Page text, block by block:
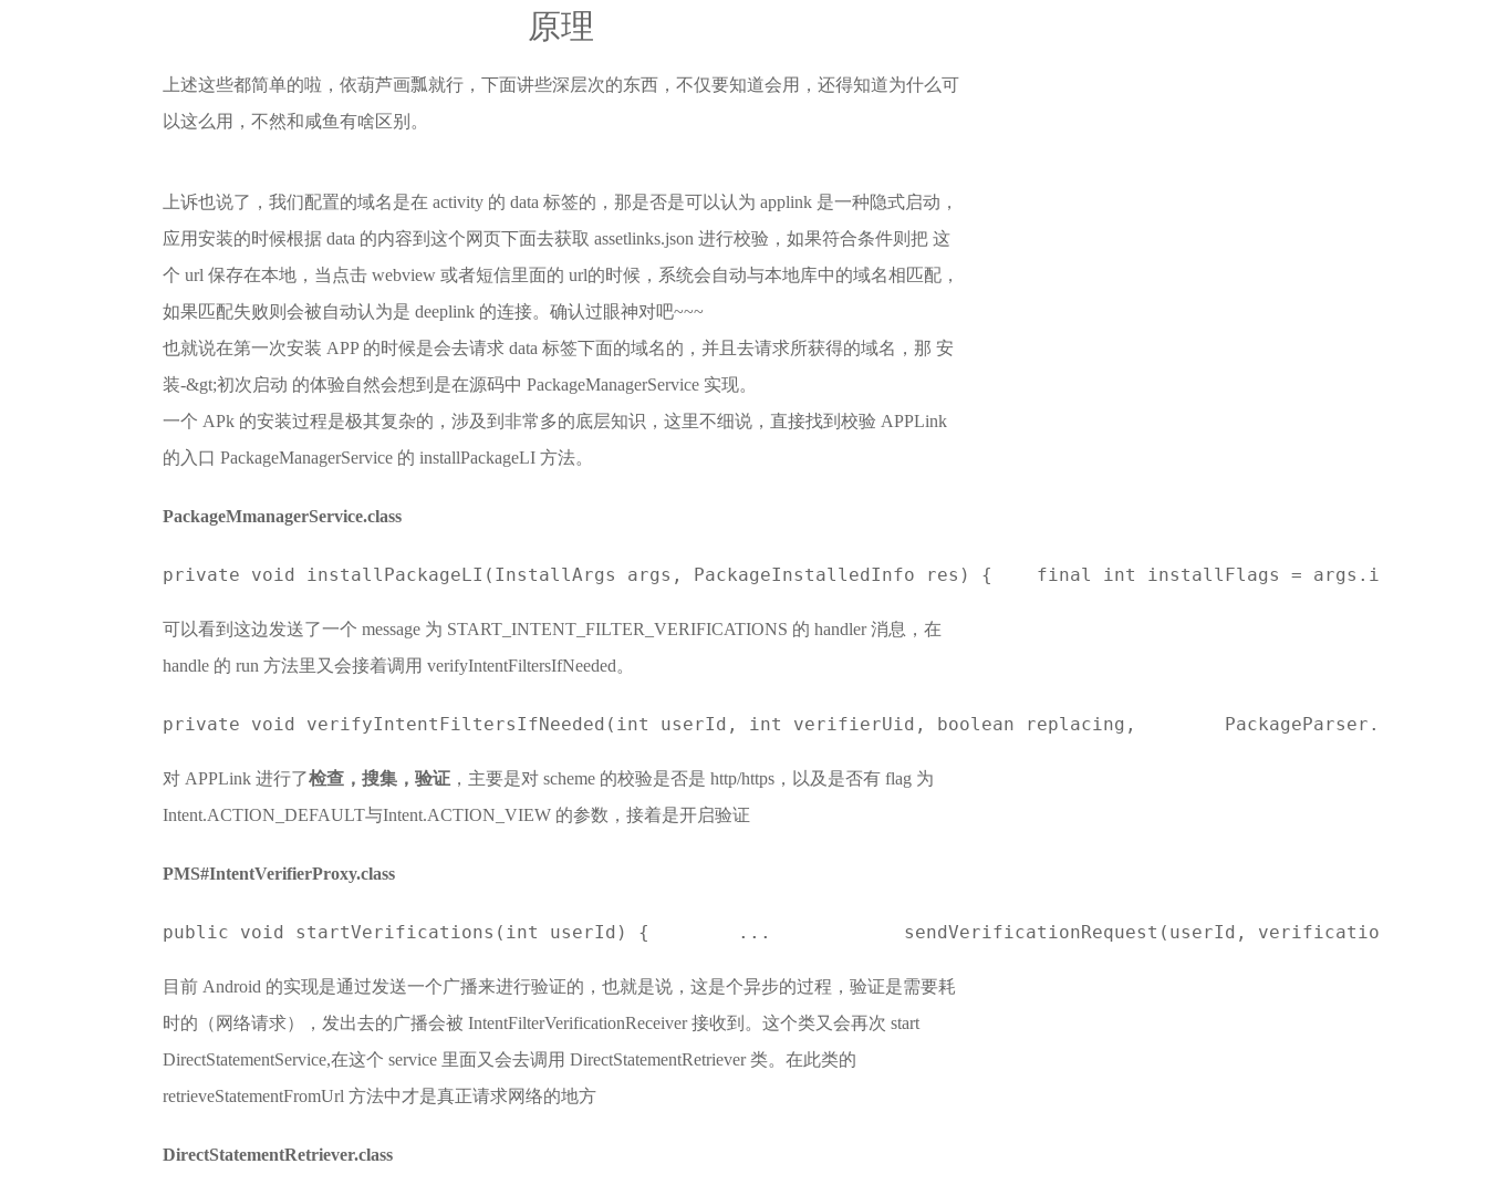
原理
上述这些都简单的啦，依葫芦画瓢就行，下面讲些深层次的东西，不仅要知道会用，还得知道为什么可
以这么用，不然和咸鱼有啥区别。
上诉也说了，我们配置的域名是在 activity 的 data 标签的，那是否是可以认为 applink 是一种隐式启动，
应用安装的时候根据 data 的内容到这个网页下面去获取 assetlinks.json 进行校验，如果符合条件则把 这
个 url 保存在本地，当点击 webview 或者短信里面的 url的时候，系统会自动与本地库中的域名相匹配，
如果匹配失败则会被自动认为是 deeplink 的连接。确认过眼神对吧~~~
也就说在第一次安装 APP 的时候是会去请求 data 标签下面的域名的，并且去请求所获得的域名，那 安
装-&gt;初次启动 的体验自然会想到是在源码中 PackageManagerService 实现。
一个 APk 的安装过程是极其复杂的，涉及到非常多的底层知识，这里不细说，直接找到校验 APPLink
的入口 PackageManagerService 的 installPackageLI 方法。
PackageMmanagerService.class
private void installPackageLI(InstallArgs args, PackageInstalledInfo res) {    final int installFlags = args.installFlags;
可以看到这边发送了一个 message 为 START_INTENT_FILTER_VERIFICATIONS 的 handler 消息，在
handle 的 run 方法里又会接着调用 verifyIntentFiltersIfNeeded。
private void verifyIntentFiltersIfNeeded(int userId, int verifierUid, boolean replacing,
对 APPLink 进行了检查，搜集，验证 ，主要是对 scheme 的校验是否是 http/https，以及是否有 flag 为
Intent.ACTION_DEFAULT与Intent.ACTION_VIEW 的参数，接着是开启验证
PMS#IntentVerifierProxy.class
public void startVerifications(int userId) {        ...            sendVerificationRequest(userId, verificationId, ivs);        }
目前 Android 的实现是通过发送一个广播来进行验证的，也就是说，这是个异步的过程，验证是需要耗
时的（网络请求），发出去的广播会被 IntentFilterVerificationReceiver 接收到。这个类又会再次 start
DirectStatementService,在这个 service 里面又会去调用 DirectStatementRetriever 类。在此类的
retrieveStatementFromUrl 方法中才是真正请求网络的地方
DirectStatementRetriever.class